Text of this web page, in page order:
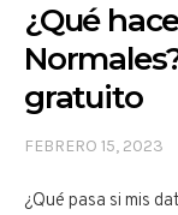
¿Qué
gratuito
FEBRERO 15, 2023
¿Qué pasa si mis